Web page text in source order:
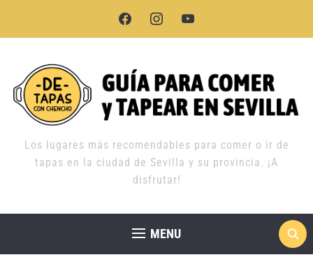
facebook instagramyoutube
Los lugares más recomendables para comer o ir de
tapas en la ciudad de Sevilla y su provincia. ¡A
disfrutar!
MENU